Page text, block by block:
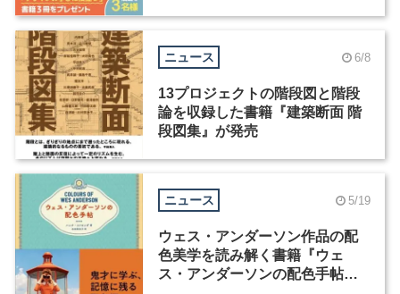
ニュース 6/8
13プロジェクトの階段図と階段
論を収録した書籍『建築断面 階
段図集』が発売
ニュース 5/19
ウェス・アンダーソン作品の配
色美学を読み解く書籍『ウェ
ス・アンダーソンの配色手帖』